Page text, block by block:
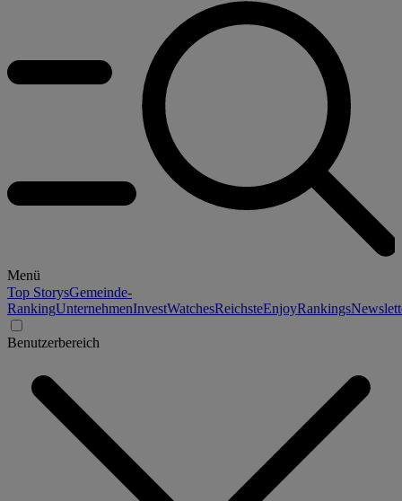
Menü
Top StorysGemeinde-
RankingUnternehmenInvestWatchesReichsteEnjoyRankings
Benutzerbereich